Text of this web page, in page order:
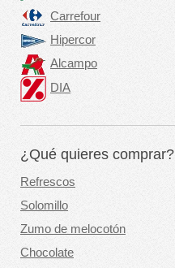
Carrefour
Hipercor
Alcampo
DIA
¿Qué quieres comprar?
Refrescos
Solomillo
Zumo de melocotón
Chocolate